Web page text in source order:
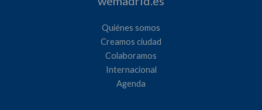
Quiénes somos
Creamos ciudad
Colaboramos
Internacional
Agenda